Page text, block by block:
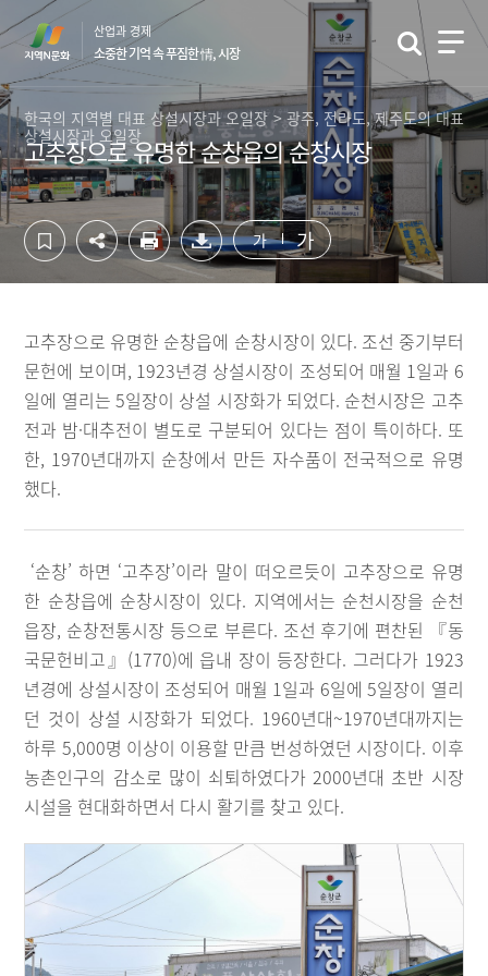
텐
영
역
바
로
가
기
단
역
바
로
가
기
산업과 경제
소중한 기억 속 푸짐한 情, 시장
한국의 지역별 대표 상설시장과 오일장 > 광주, 전라도, 제주도의 대표
상설시장과 오일장
고추장으로 유명한 순창읍의 순창시장
가 가
고추장으로 유명한 순창읍에 순창시장이 있다. 조선 중기부터
문헌에 보이며, 1923년경 상설시장이 조성되어 매월 1일과 6
일에 열리는 5일장이 상설 시장화가 되었다. 순천시장은 고추
전과 밤·대추전이 별도로 구분되어 있다는 점이 특이하다. 또
한, 1970년대까지 순창에서 만든 자수품이 전국적으로 유명
했다.
‘순창’ 하면 ‘고추장’이라 말이 떠오르듯이 고추장으로 유명
한 순창읍에 순창시장이 있다. 지역에서는 순천시장을 순천
읍장, 순창전통시장 등으로 부른다. 조선 후기에 편찬된 『동
국문헌비고』(1770)에 읍내 장이 등장한다. 그러다가 1923
년경에 상설시장이 조성되어 매월 1일과 6일에 5일장이 열리
던 것이 상설 시장화가 되었다. 1960년대~1970년대까지는
하루 5,000명 이상이 이용할 만큼 번성하였던 시장이다. 이후
농촌인구의 감소로 많이 쇠퇴하였다가 2000년대 초반 시장
시설을 현대화하면서 다시 활기를 찾고 있다.